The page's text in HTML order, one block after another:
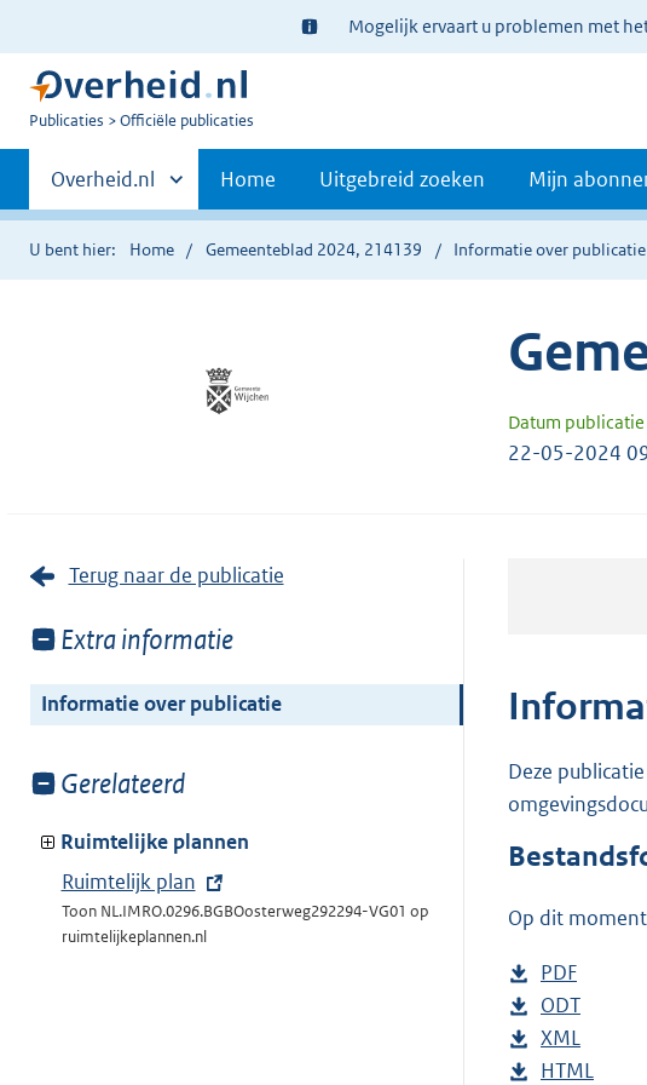
Ter
informatie:
Mogelijk ervaart u problemen met
U
Publicaties Officiële publicaties
Primaire
navigatie
Andere
sites
binnen
Overheid.nl Home Uitgebreid zoeken Mijn
U bent hier: Home Gemeenteblad 2024, 214139 Informatie over publicatie
Datum publicatie
22-05-2024
Terug naar de publicatie
Toon
van:
Extra informatie
Informatie over publicatie
Toon
van:
Gerelateerd
Ruimtelijke plannen
E
x
t
Ruimtelijk plan
Toon NL.IMRO.0296.BGBOosterweg292294-VG01 op
ruimtelijkeplannen.nl
Deze
Op dit
D
o
w
n
PDF
e
s
t
D
o
w
ODT
s
D
o
XML
e
D
HTML